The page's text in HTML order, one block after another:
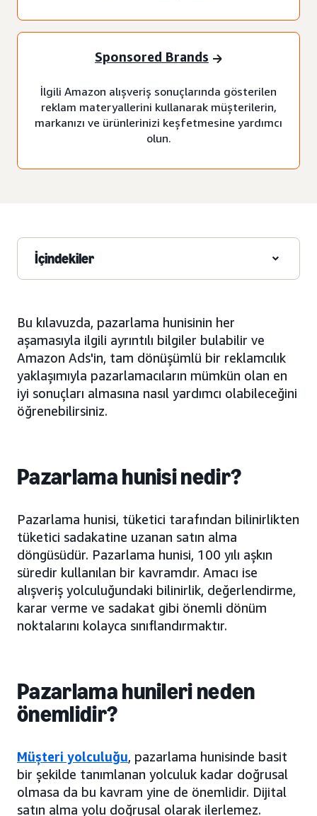
Sponsored Brands
İlgili Amazon alışveriş sonuçlarında gösterilen
reklam materyallerini kullanarak müşterilerin,
markanızı ve ürünlerinizi keşfetmesine yardımcı
olun.
İçindekiler
Bu kılavuzda, pazarlama hunisinin her
aşamasıyla ilgili ayrıntılı bilgiler bulabilir ve
Amazon Ads'in, tam dönüşümlü bir reklamcılık
yaklaşımıyla pazarlamacıların mümkün olan en
iyi sonuçları almasına nasıl yardımcı olabileceğini
öğrenebilirsiniz.
Pazarlama hunisi nedir?
Pazarlama hunisi, tüketici tarafından bilinirlikten
tüketici sadakatine uzanan satın alma
döngüsüdür. Pazarlama hunisi, 100 yılı aşkın
süredir kullanılan bir kavramdır. Amacı ise
alışveriş yolculuğundaki bilinirlik, değerlendirme,
karar verme ve sadakat gibi önemli dönüm
noktalarını kolayca sınıflandırmaktır.
Pazarlama hunileri neden
önemlidir?
Müşteri yolculuğu, pazarlama hunisinde basit
bir şekilde tanımlanan yolculuk kadar doğrusal
olmasa da bu kavram yine de önemlidir. Dijital
satın alma yolu doğrusal olarak ilerlemez.